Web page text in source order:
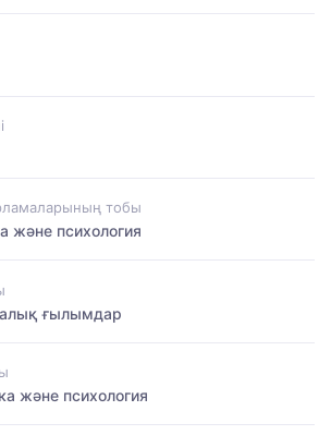
тобы
және психология
ғылымдар
және психология